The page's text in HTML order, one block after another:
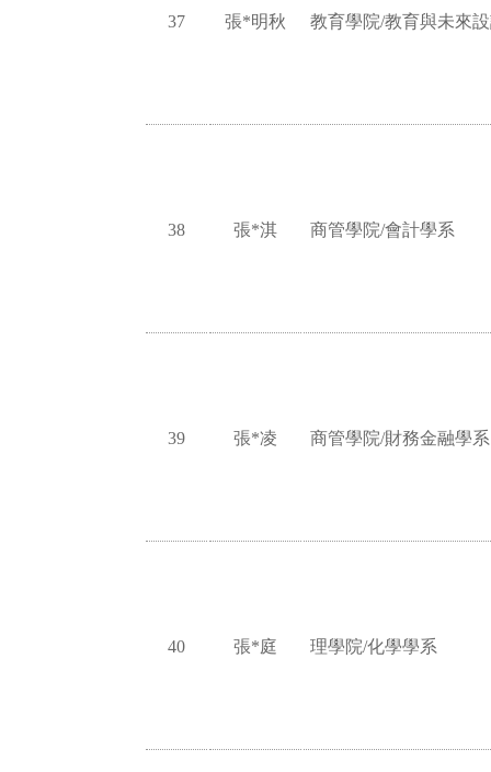
37 張*明秋 教育學院/教育與未來
38 張*淇 商管學院/會計學系
39 張*凌 商管學院/財務金融學系
40 張*庭 理學院/化學學系